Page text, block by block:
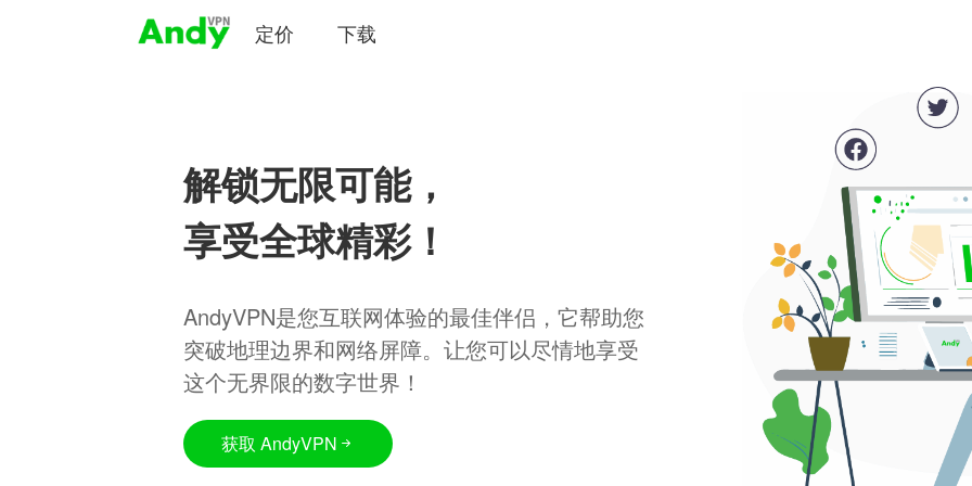
定价 下载
解锁无限可能，
享受全球精彩！
AndyVPN是您互联网体验的最佳伴侣，它帮助您
突破地理边界和网络屏障。让您可以尽情地享受
这个无界限的数字世界！
获取 AndyVPN